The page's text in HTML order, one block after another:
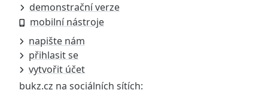
demonstrační verze
mobilní nástroje
napište nám
přihlasit se
vytvořit účet
bukz.cz na sociálních sítích: